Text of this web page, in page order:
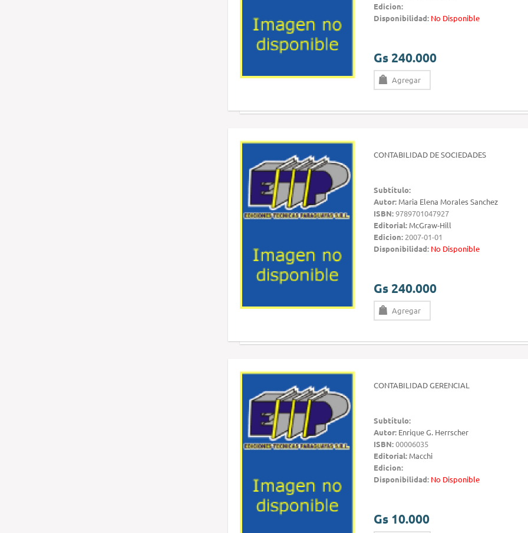
Edicion:
Disponibilidad: No Disponible
Gs 240.000
Agregar
CONTABILIDAD DE SOCIEDADES
Subtítulo:
Autor: Maria Elena Morales Sanchez
ISBN:9789701047927
Editorial: McGraw-Hill
Edicion: 2007-01-01
Disponibilidad: No Disponible
Gs 240.000
Agregar
CONTABILIDAD GERENCIAL
Subtítulo:
Autor: Enrique G. Herrscher
ISBN:00006035
Editorial: Macchi
Edicion:
Disponibilidad: No Disponible
Gs 10.000